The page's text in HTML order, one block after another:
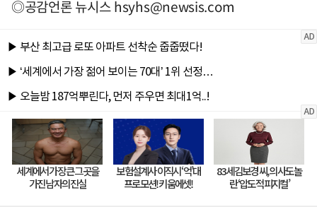
◎공감언론 뉴시스hsyhs@newsis.com